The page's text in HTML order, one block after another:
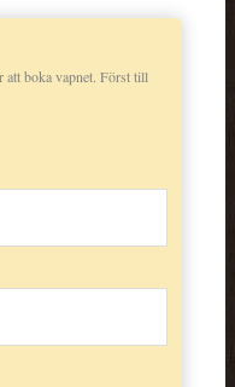
boka vapnet. Först till